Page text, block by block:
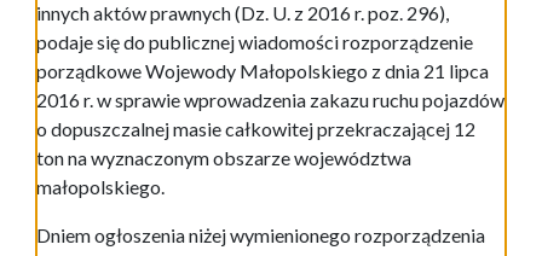
innych aktów prawnych (Dz. U. z 2016 r. poz. 296),
podaje się do publicznej wiadomości rozporządzenie
porządkowe Wojewody Małopolskiego z dnia 21 lipca
2016 r. w sprawie wprowadzenia zakazu ruchu pojazdów
o dopuszczalnej masie całkowitej przekraczającej 12
ton na wyznaczonym obszarze województwa
małopolskiego.
Dniem ogłoszenia niżej wymienionego rozporządzenia